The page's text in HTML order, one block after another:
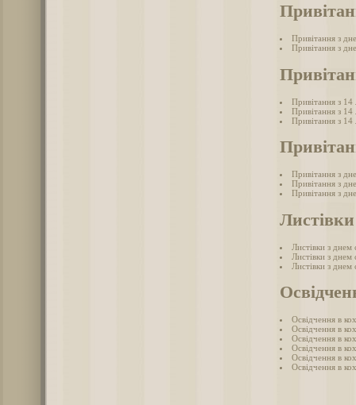
Привітання з
Привітання з
Привітання з 14
Привітання з
Привітання з
Привітання з
Привітання з
Привітання з
Листівки з днем
Листівки з днем
Листівки з
Освідчення в
Освідчення в
Освідчення в
Освідчення в
Освідчення в
Освідчення в